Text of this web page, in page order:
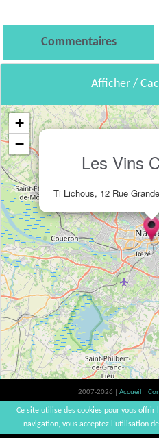
Commentaires
Afficher /
Les Vins
Ti Lichous, 12 Rue
+
−
2007-2026 | Accueil
L'abus d'alcool est dangereux pour la
Ce site utilise des cookies pour vous
navigation, vous acceptez l’utilisation